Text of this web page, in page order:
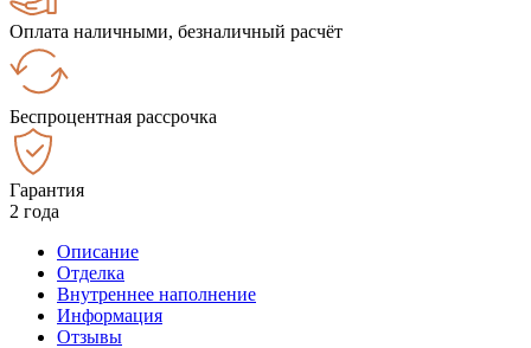
Оплата наличными, безналичный расчёт
Беспроцентная рассрочка
Гарантия
2 года
Описание
Отделка
Внутреннее наполнение
Информация
Отзывы